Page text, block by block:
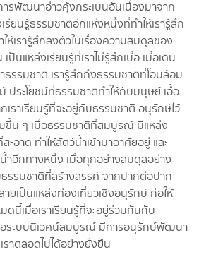
อ่าวคุ้งกระเบนอันเนื่องมาจาก
รียนรู้ธรรมชาติอีกแห่งหนึ่งที่ทำให้เรารู้สึก
ห้เรารู้สึกลงตัวในเรื่องความสมดุลของ
ป็นแหล่งเรียนรู้ที่เราไม่รู้สึกเบื่อ เมื่อเดิน
ธรรมชาติ เรารู้สึกถึงธรรมชาติที่โอบล้อม
ประโยชน์ที่ธรรมชาติทำให้กับมนุษย์ เอื้อ
ราเรียนรู้ที่จะอยู่กับธรรมชาติ อนุรักษ์ไว้
มขึ้น ๆ เมื่อธรรมชาติที่สมบูรณ์ มีแหล่ง
ะอาด ทำให้สัตว์น้ำเข้ามาอาศัยอยู่ และ
ำอีกทางหนึ่ง เมื่อทุกอย่างสมดุลอย่าง
รรมชาติที่สร้างสรรค์ จากปากต่อปาก
ยเป็นแหล่งท่องเที่ยวเชิงอนุรักษ์ ก่อให้
นี้เมื่อเราเรียนรู้ที่จะอยู่ร่วมกันกับ
อระบบนิเวศน์สมบูรณ์ มีการอนุรักษ์พัฒนา
าตลอดไปได้อย่างยั่งยืน